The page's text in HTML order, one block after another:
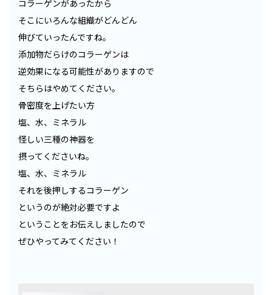
コラーゲンがあったから
そこにいろんな組織がどんどん
伸びていったんですね。
添加物だらけのコラーゲンは
逆効果になる可能性がありますので
そちらはやめてください。
骨密度を上げたい方
塩、水、ミネラル
怪しい三種の神器を
摂ってくださいね。
塩、水、ミネラル
それを後押しするコラーゲン
というのが絶対必要ですよ
ということをお伝えしましたので
ぜひやってみてください！